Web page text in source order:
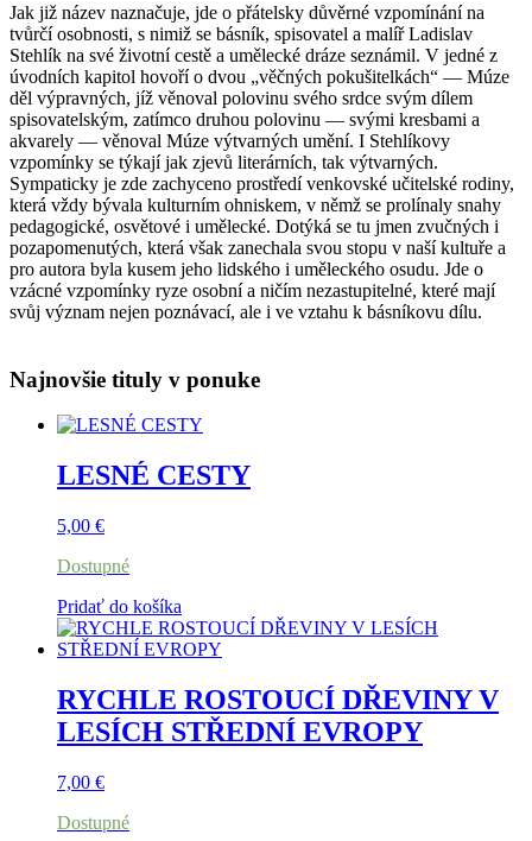
Jak již název naznačuje, jde o přátelsky důvěrné vzpomínání na
tvůrčí osobnosti, s nimiž se básník, spisovatel a malíř Ladislav
Stehlík na své životní cestě a umělecké dráze seznámil. V jedné z
úvodních kapitol hovoří o dvou „věčných pokušitelkách“ — Múze
děl výpravných, jíž věnoval polovinu svého srdce svým dílem
spisovatelským, zatímco druhou polovinu — svými kresbami a
akvarely — věnoval Múze výtvarných umění. I Stehlíkovy
vzpomínky se týkají jak zjevů literárních, tak výtvarných.
Sympaticky je zde zachyceno prostředí venkovské učitelské rodiny,
která vždy bývala kulturním ohniskem, v němž se prolínaly snahy
pedagogické, osvětové i umělecké. Dotýká se tu jmen zvučných i
pozapomenutých, která však zanechala svou stopu v naší kultuře a
pro autora byla kusem jeho lidského i uměleckého osudu. Jde o
vzácné vzpomínky ryze osobní a ničím nezastupitelné, které mají
svůj význam nejen poznávací, ale i ve vztahu k básníkovu dílu.
Najnovšie tituly v ponuke
LESNÉ CESTY
5,00 €
Dostupné
Pridať do košíka
RYCHLE ROSTOUCÍ DŘEVINY V
LESÍCH STŘEDNÍ EVROPY
7,00 €
Dostupné